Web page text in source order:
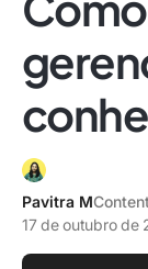
Pavitra M
17 de outubro de